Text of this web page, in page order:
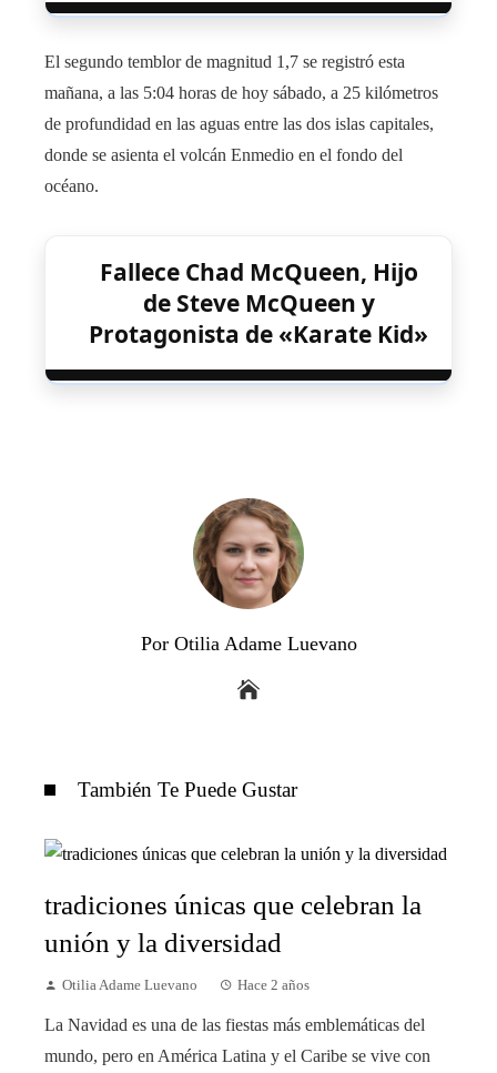
El segundo temblor de magnitud 1,7 se registró esta
mañana, a las 5:04 horas de hoy sábado, a 25 kilómetros
de profundidad en las aguas entre las dos islas capitales,
donde se asienta el volcán Enmedio en el fondo del
océano.
Fallece Chad McQueen, Hijo
de Steve McQueen y
Protagonista de «Karate Kid»
Por Otilia Adame Luevano
También Te Puede Gustar
tradiciones únicas que celebran la
unión y la diversidad
Otilia Adame Luevano Hace 2 años
La Navidad es una de las fiestas más emblemáticas del
mundo, pero en América Latina y el Caribe se vive con